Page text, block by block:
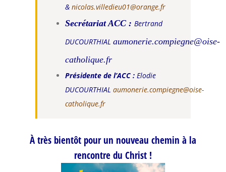
& nicolas.villedieu01@orange.fr
Secrétariat ACC : Bertrand
DUCOURTHIAL aumonerie.compiegne@oise-
catholique.fr
Présidente de l’ACC : Elodie
DUCOURTHIAL aumonerie.compiegne@oise-
catholique.fr
À très bientôt pour un nouveau chemin à la
rencontre du Christ !